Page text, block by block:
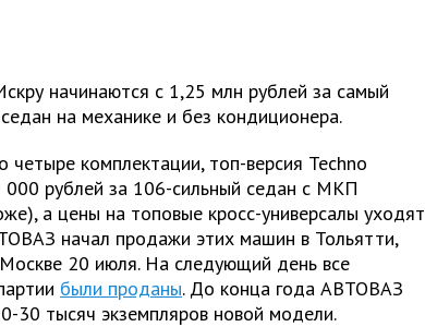
начинаются с 1,25 млн рублей за самый
на механике и без кондиционера.
четыре комплектации, топ-версия Techno
000 рублей за 106-сильный седан с МКП
а цены на топовые кросс-универсалы уходят
начал продажи этих машин в Тольятти,
20 июля. На следующий день все
были проданы. До конца года АВТОВАЗ
30 тысяч экземпляров новой модели.